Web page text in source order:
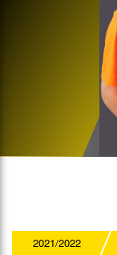
2021/2022